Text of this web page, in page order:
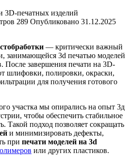
289 Опубликовано 31.12.2025
— критически важный
занимающейся 3d печатью моделей
После завершения печати на 3D-
шлифовки, полировки, окраски,
для получения готового
участка мы опирались на опыт 3д
чтобы обеспечить стабильное
Такой подход позволяет сокращать
и минимизировать дефекты,
при печати моделей на 3d
или других пластиков.